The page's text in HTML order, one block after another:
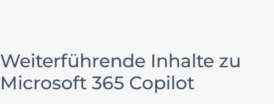
Weiterführende Inhalte zu
Microsoft 365 Copilot